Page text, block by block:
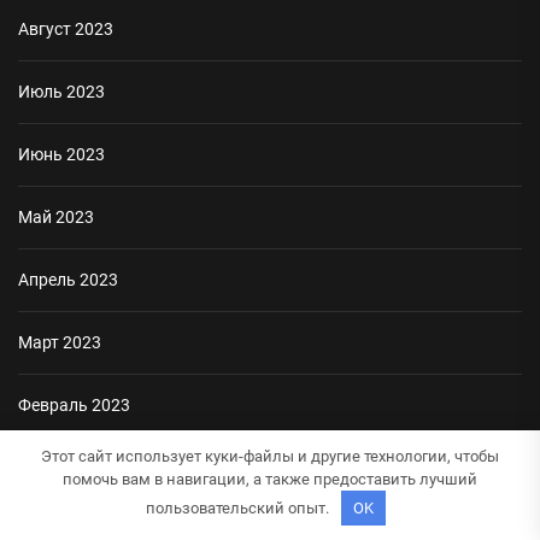
Август 2023
Июль 2023
Июнь 2023
Май 2023
Апрель 2023
Март 2023
Февраль 2023
Январь 2023
Этот сайт использует куки-файлы и другие технологии, чтобы
помочь вам в навигации, а также предоставить лучший
пользовательский опыт.
OK